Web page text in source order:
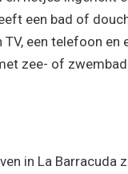
een bad of
een telefoon en
zee- of
in La Barracuda